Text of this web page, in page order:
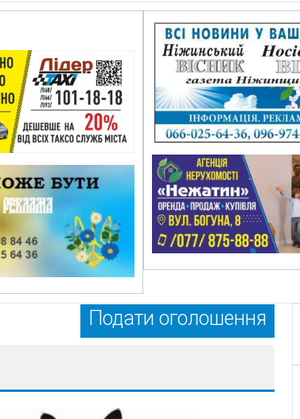
Подати оголошення